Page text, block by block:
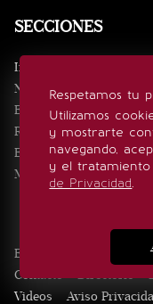
Respetamos tu
Utilizamos
y mostrarte
navegando,
y el tratamiento
de Privacidad.
SECCIONES
Inicio
Noticias
Eventos
Realeza
Estilo de vida
Minuto x Minuto
Edición Impresa
Contacto
Directorio
Videos
Aviso